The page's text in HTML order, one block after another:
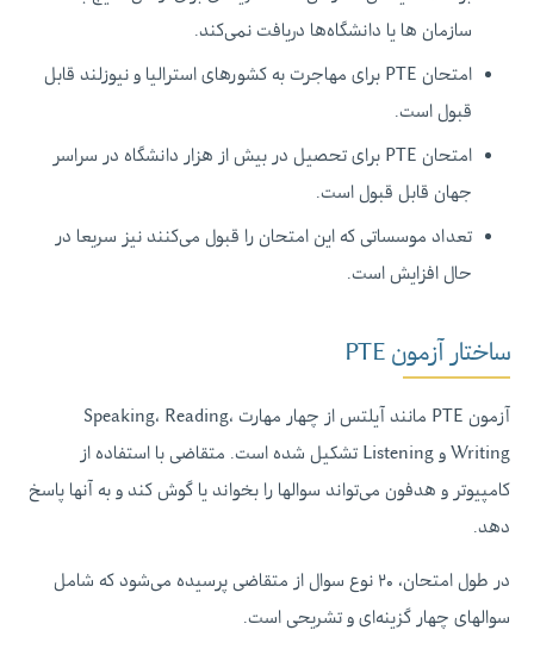
سازمان ها یا دانشگاه‌ها دریافت نمی‌کند.
امتحان PTE برای مهاجرت به کشورهای استرالیا و نیوزلند قابل
قبول است.
امتحان PTE برای تحصیل در بیش از هزار دانشگاه در سراسر
جهان قابل قبول است.
تعداد موسساتی که این امتحان را قبول می‌کنند نیز سریعا در
حال افزایش است.
ساختار آزمون PTE
آزمون PTE مانند آیلتس از چهار مهارت Speaking، Reading،
Writing و Listening تشکیل شده است. متقاضی با استفاده از
کامپیوتر و هدفون می‌تواند سوالها را بخواند یا گوش کند و به آنها پاسخ
دهد.
در طول امتحان، ۲۰ نوع سوال از متقاضی پرسیده می‌شود که شامل
سوالهای چهار گزینه‌ای و تشریحی است.